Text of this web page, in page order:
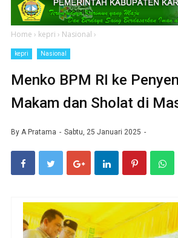
Home › kepri › Nasional ›
kepri Nasional
Menko BPM RI ke
Makam dan Sholat di
By A Pratama Sabtu, 25 Januari 2025